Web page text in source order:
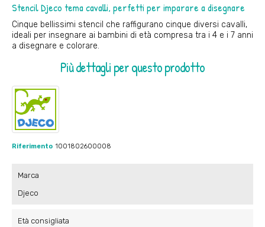
Stencil Djeco tema cavalli, perfetti per imparare a disegnare
Cinque bellissimi stencil che raffigurano cinque diversi cavalli,
ideali per insegnare ai bambini di età compresa tra i 4 e i 7 anni
a disegnare e colorare.
Più dettagli per questo prodotto
Riferimento 1001802600008
Marca
Djeco
Età consigliata